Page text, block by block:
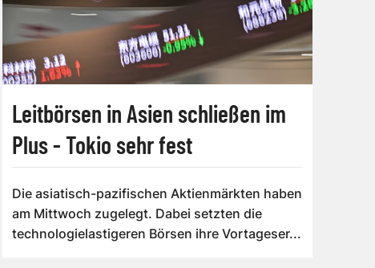
Leitbörsen in Asien schließen im
Plus - Tokio sehr fest
Die asiatisch-pazifischen Aktienmärkten haben
am Mittwoch zugelegt. Dabei setzten die
technologielastigeren Börsen ihre Vortageser...